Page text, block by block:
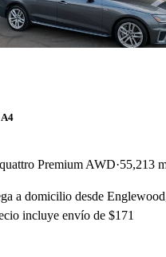
Premium AWD 55,213
a domicilio desde
incluye envío de $171